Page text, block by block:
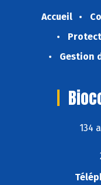
Accueil
Gestion
134